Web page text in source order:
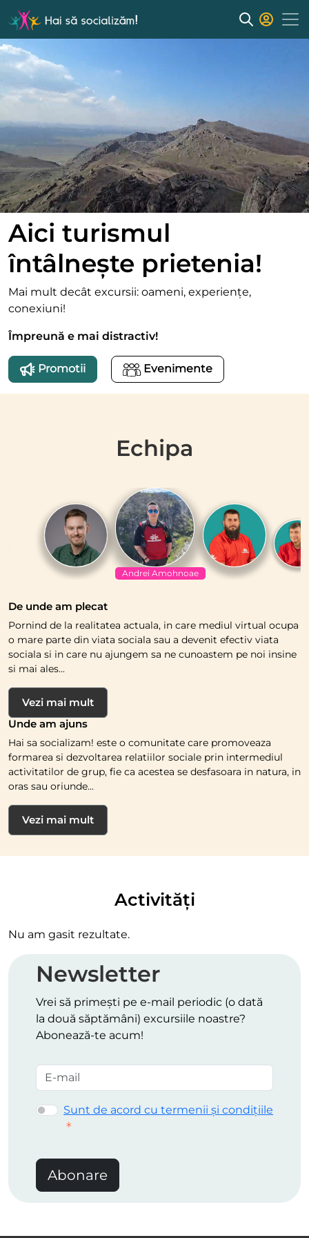
Aici turismul
întâlnește prietenia!
Mai mult decât excursii: oameni, experiențe,
conexiuni!
Împreună e mai distractiv!
Promotii Evenimente
Echipa
Andrei Amohnoae
De unde am plecat
Pornind de la realitatea actuala, in care mediul virtual ocupa
o mare parte din viata sociala sau a devenit efectiv viata
sociala si in care nu ajungem sa ne cunoastem pe noi insine
si mai ales...
Vezi mai mult
Unde am ajuns
Hai sa socializam! este o comunitate care promoveaza
formarea si dezvoltarea relatiilor sociale prin intermediul
activitatilor de grup, fie ca acestea se desfasoara in natura, in
oras sau oriunde...
Vezi mai mult
Activități
Nu am gasit rezultate.
Newsletter
Vrei să primești pe e-mail periodic (o dată
la două săptămâni) excursiile noastre?
Abonează-te acum!
Sunt de acord cu termenii și condițiile
Abonare